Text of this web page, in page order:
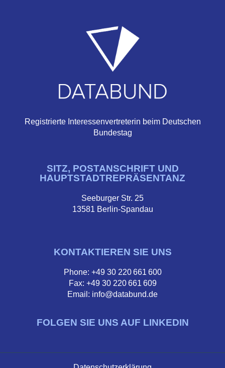
Registrierte Interessenvertreterin beim Deutschen
Bundestag
SITZ, POSTANSCHRIFT UND
HAUPTSTADTREPRÄSENTANZ
Seeburger Str. 25
13581 Berlin-Spandau
KONTAKTIEREN SIE UNS
Phone: +49 30 220 661 600
Fax: +49 30 220 661 609
Email: info@databund.de
FOLGEN SIE UNS AUF LINKEDIN